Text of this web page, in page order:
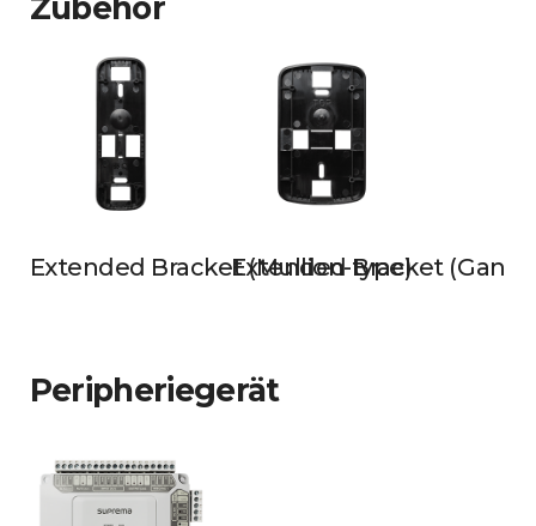
Zubehör
Extended Bracket (Mullion-type)
Extended Bracket
Peripheriegerät